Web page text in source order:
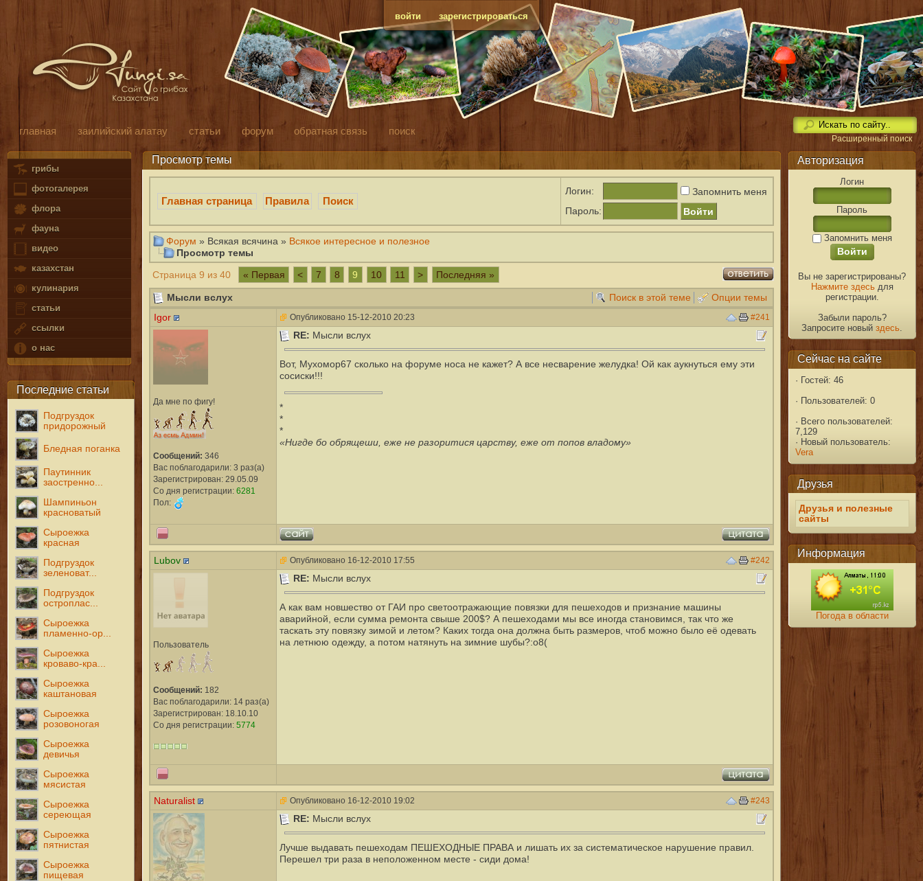
войти зарегистрироваться
главная заилийский алатау статьи форум обратная связь поиск
Расширенный поиск
грибы
фотогалерея
флора
фауна
видео
казахстан
кулинария
статьи
ссылки
о нас
Последние статьи
Подгруздок
придорожный
Бледная поганка
Паутинник
заостренно...
Шампиньон
красноватый
Сыроежка
красная
Подгруздок
зеленоват...
Подгруздок
остроплас...
Сыроежка
пламенно-ор...
Сыроежка
кроваво-кра...
Сыроежка
каштановая
Сыроежка
розовоногая
Сыроежка
девичья
Сыроежка
мясистая
Сыроежка
сереющая
Сыроежка
пятнистая
Сыроежка
пищевая
Авторизация
Логин
Пароль
Запомнить меня
Вы не зарегистрированы?
Нажмите здесьдля
регистрации.
Забыли пароль?
Запросите новыйздесь
Сейчас на сайте
· Гостей: 46
· Пользователей: 0
· Всего пользователей:
7,129
· Новый пользователь:
Vera
Друзья
Друзья и полезные
сайты
Информация
Погода в области
Просмотр темы
Главная страница Правила Поиск
Логин:
Запомнить меня
Пароль:
Форум » Всякая всячина » Всякое интересное и полезное
Просмотр темы
Страница 9 из 40 « Первая < 7 8 9 10 11 > Последняя »
Поиск в этой теме Опции темы
Мысли вслух
Igor
#241
Опубликовано 15-12-2010 20:23
Да мне по фигу!
Сообщений: 346
Вас поблагодарили: 3 раз(а)
Зарегистрирован: 29.05.09
Со дня регистрации: 6281
Пол:
RE: Мысли вслух
Вот, Мухомор67 сколько на форуме носа не кажет? А все несварение желудка! Ой как аукнуться ему эти
сосиски!!!
*
*
*
«Нигде бо обрящеши, еже не разоритися царству, еже от попов владому»
Lubov #242
Опубликовано 16-12-2010 17:55
Пользователь
Сообщений: 182
Вас поблагодарили: 14 раз(а)
Зарегистрирован: 18.10.10
Со дня регистрации: 5774
RE: Мысли вслух
А как вам новшество от ГАИ про светоотражающие повязки для пешеходов и признание машины
аварийной, если сумма ремонта свыше 200$? А пешеходами мы все иногда становимся, так что же
таскать эту повязку зимой и летом? Каких тогда она должна быть размеров, чтоб можно было её одевать
на летнюю одежду, а потом натянуть на зимние шубы?:o8(
Naturalist #243
Опубликовано 16-12-2010 19:02
RE: Мысли вслух
Лучше выдавать пешеходам ПЕШЕХОДНЫЕ ПРАВА и лишать их за систематическое нарушение правил.
Перешел три раза в неположенном месте - сиди дома!